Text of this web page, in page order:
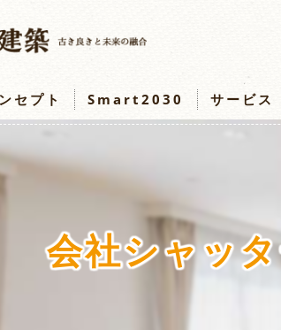
セプト Smart2030 サービス
会社シャッ